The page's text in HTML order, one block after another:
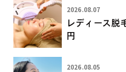
2026.08.07
レディース
円
2026.08.05